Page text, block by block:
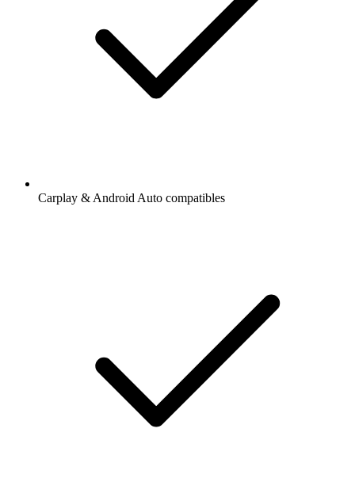
Carplay & Android Auto compatibles